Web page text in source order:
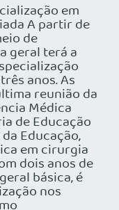
em
A partir de
de
geral terá a
anos. As
reunião da
Médica
de Educação
Educação,
em cirurgia
dois anos de
básica, é
nos